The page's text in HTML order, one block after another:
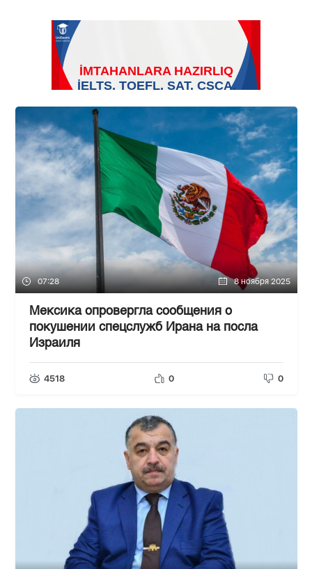
07:28 8 ноября 2025
Мексика опровергла сообщения о
покушении спецслужб Ирана на посла
Израиля
4518 0 0